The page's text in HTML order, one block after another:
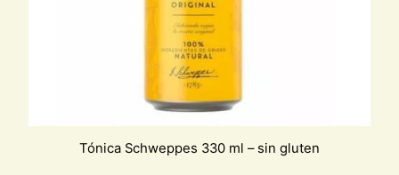
Tónica Schweppes 330 ml – sin gluten